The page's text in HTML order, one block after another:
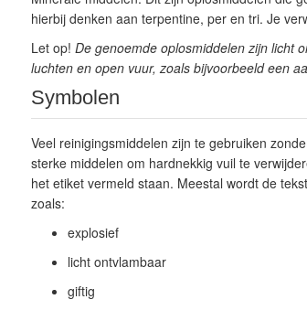
hierbij denken aan terpentine, per en tri. Je
Let op! De genoemde oplosmiddelen zijn licht
luchten en open vuur, zoals bijvoorbeeld een
Symbolen
Veel reinigingsmiddelen zijn te gebruiken
sterke middelen om hardnekkig vuil te
het etiket vermeld staan. Meestal wordt de
zoals:
explosief
licht ontvlambaar
giftig